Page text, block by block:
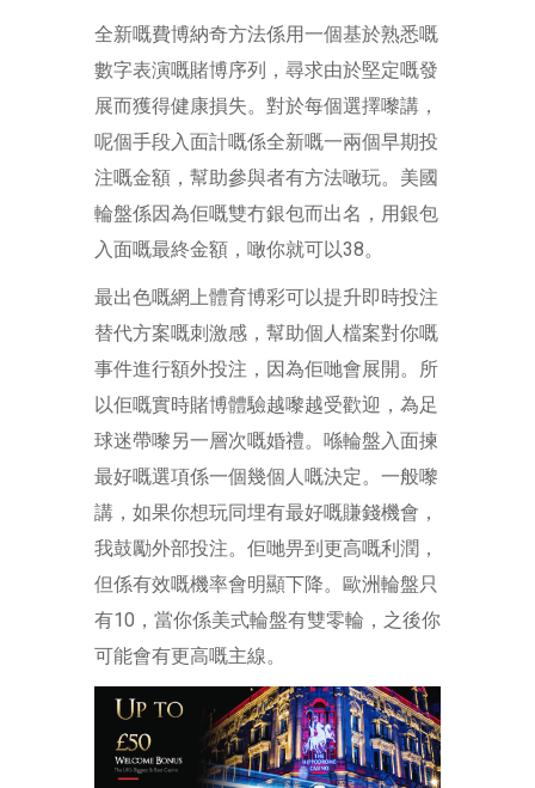
全新嘅費博納奇方法係用一個基於熟悉嘅
數字表演嘅賭博序列，尋求由於堅定嘅發
展而獲得健康損失。對於每個選擇嚟講，
呢個手段入面計嘅係全新嘅一兩個早期投
注嘅金額，幫助參與者有方法噉玩。美國
輪盤係因為佢嘅雙冇銀包而出名，用銀包
入面嘅最終金額，噉你就可以38。
最出色嘅網上體育博彩可以提升即時投注
替代方案嘅刺激感，幫助個人檔案對你嘅
事件進行額外投注，因為佢哋會展開。所
以佢嘅實時賭博體驗越嚟越受歡迎，為足
球迷帶嚟另一層次嘅婚禮。喺輪盤入面揀
最好嘅選項係一個幾個人嘅決定。一般嚟
講，如果你想玩同埋有最好嘅賺錢機會，
我鼓勵外部投注。佢哋畀到更高嘅利潤，
但係有效嘅機率會明顯下降。歐洲輪盤只
有10，當你係美式輪盤有雙零輪，之後你
可能會有更高嘅主線。